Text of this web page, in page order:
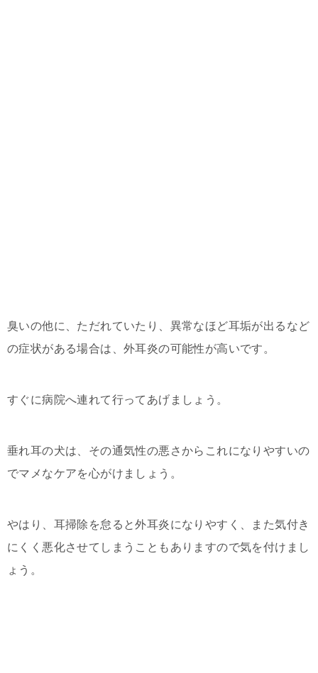
臭いの他に、ただれていたり、異常なほど耳垢が出るなど
の症状がある場合は、外耳炎の可能性が高いです。
すぐに病院へ連れて行ってあげましょう。
垂れ耳の犬は、その通気性の悪さからこれになりやすいの
でマメなケアを心がけましょう。
やはり、耳掃除を怠ると外耳炎になりやすく、また気付き
にくく悪化させてしまうこともありますので気を付けまし
ょう。